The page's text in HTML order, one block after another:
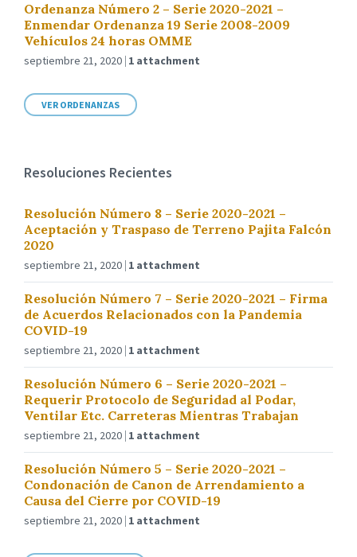
Ordenanza Número 2 – Serie 2020-2021 –
Enmendar Ordenanza 19 Serie 2008-2009
Vehículos 24 horas OMME
septiembre 21, 2020 1 attachment
VER ORDENANZAS
Resoluciones Recientes
Resolución Número 8 – Serie 2020-2021 –
Aceptación y Traspaso de Terreno Pajita Falcón
2020
septiembre 21, 2020 1 attachment
Resolución Número 7 – Serie 2020-2021 – Firma
de Acuerdos Relacionados con la Pandemia
COVID-19
septiembre 21, 2020 1 attachment
Resolución Número 6 – Serie 2020-2021 –
Requerir Protocolo de Seguridad al Podar,
Ventilar Etc. Carreteras Mientras Trabajan
septiembre 21, 2020 1 attachment
Resolución Número 5 – Serie 2020-2021 –
Condonación de Canon de Arrendamiento a
Causa del Cierre por COVID-19
septiembre 21, 2020 1 attachment